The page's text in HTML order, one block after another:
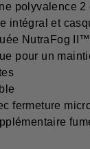
polyvalence 2
intégral et
NutraFog
pour un
fermeture